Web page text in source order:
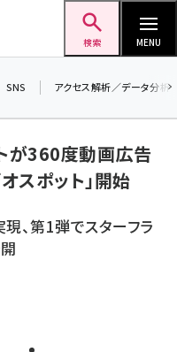
検索 MENU
SNS アクセス解析／データ分析
が360度動画広告
スポット」開始
、第1弾でスターフラ
＼ 8
生成
るセ